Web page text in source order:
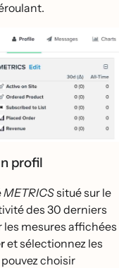
profil
METRICSsitué sur le
des 30 derniers
les mesures affichées
et sélectionnez les
choisir